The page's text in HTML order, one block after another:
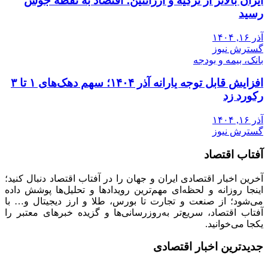
رسید
آذر ۱۶, ۱۴۰۴
گسترش نیوز
بانک، بیمه و بودجه
افزایش قابل توجه یارانه آذر ۱۴۰۴؛ سهم دهک‌های ۱ تا ۳
رکورد زد
آذر ۱۶, ۱۴۰۴
گسترش نیوز
آفتاب اقتصاد
آخرین اخبار اقتصادی ایران و جهان را در آفتاب اقتصاد دنبال کنید؛
اینجا روزانه و لحظه‌ای مهم‌ترین رویدادها و تحلیل‌ها پوشش داده
می‌شود؛ از صنعت و تجارت تا بورس، طلا و ارز دیجیتال و… با
آفتاب اقتصاد، سریع‌تر به‌روزرسانی‌ها و گزیده خبرهای معتبر را
یکجا می‌خوانید.
جدیدترین اخبار اقتصادی